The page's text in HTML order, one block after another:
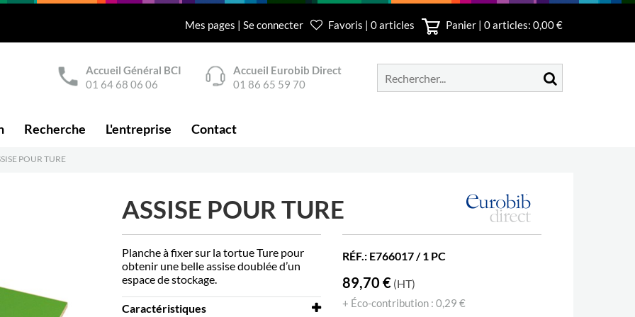
Mes pages | Se connecter Favoris | 0 articles Panier | 0articles: 0,00 €
Accueil Général BCI
01 64 68 06 06
Accueil Eurobib Direct
01 86 65 59 70
Recherche L'entreprise Contact
POUR TURE
ASSISE POUR TURE
Planche à fixer sur la tortue Ture pour
obtenir une belle assise doublée d’un
espace de stockage.
Caractéristiques
RÉF.: E766017 / 1 PC
89,70 € (HT)
+ Éco-contribution : 0,29 €